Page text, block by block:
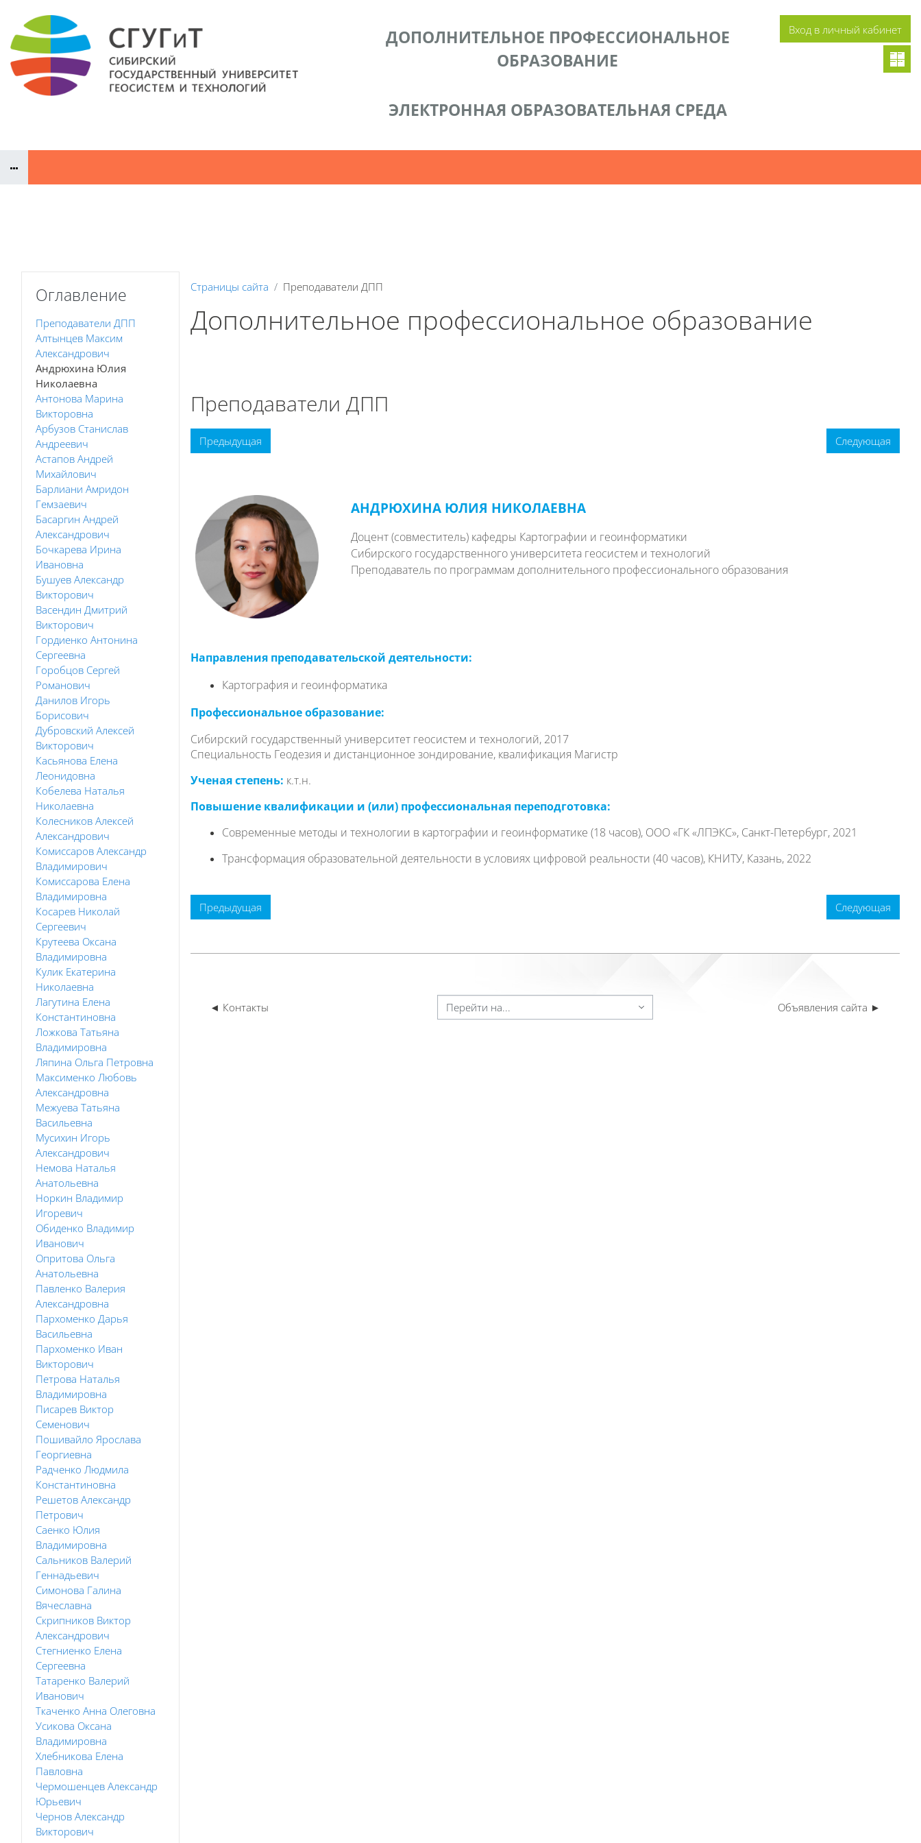
ДОПОЛНИТЕЛЬНОЕ ПРОФЕССИОНАЛЬНОЕ
ОБРАЗОВАНИЕ
ЭЛЕКТРОННАЯ ОБРАЗОВАТЕЛЬНАЯ СРЕДА
Вход в личный кабинет
Страницы сайта Преподаватели ДПП
Дополнительное профессиональное образование
Преподаватели ДПП
Предыдущая Следующая
АНДРЮХИНА ЮЛИЯ НИКОЛАЕВНА
Доцент (совместитель) кафедры Картографии и геоинформатики
Сибирского государственного университета геосистем и технологий
Преподаватель по программам дополнительного профессионального образования
Направления преподавательской деятельности:
Картография и геоинформатика
Профессиональное образование:
Сибирский государственный университет геосистем и технологий, 2017
Специальность Геодезия и дистанционное зондирование, квалификация Магистр
Ученая степень: к.т.н.
Повышение квалификации и (или) профессиональная переподготовка:
Современные методы и технологии в картографии и геоинформатике (18 часов), ООО «ГК «ЛПЭКС», Санкт-Петербург, 2021
Трансформация образовательной деятельности в условиях цифровой реальности (40 часов), КНИТУ, Казань, 2022
Предыдущая Следующая
◄ Контакты Перейти на... Объявления сайта ►
Оглавление
Преподаватели ДПП
Алтынцев Максим
Александрович
Андрюхина Юлия
Николаевна
Антонова Марина
Викторовна
Арбузов Станислав
Андреевич
Астапов Андрей
Михайлович
Барлиани Амридон
Гемзаевич
Басаргин Андрей
Александрович
Бочкарева Ирина
Ивановна
Бушуев Александр
Викторович
Васендин Дмитрий
Викторович
Гордиенко Антонина
Сергеевна
Горобцов Сергей
Романович
Данилов Игорь
Борисович
Дубровский Алексей
Викторович
Касьянова Елена
Леонидовна
Кобелева Наталья
Николаевна
Колесников Алексей
Александрович
Комиссаров Александр
Владимирович
Комиссарова Елена
Владимировна
Косарев Николай
Сергеевич
Крутеева Оксана
Владимировна
Кулик Екатерина
Николаевна
Лагутина Елена
Константиновна
Ложкова Татьяна
Владимировна
Ляпина Ольга Петровна
Максименко Любовь
Александровна
Межуева Татьяна
Васильевна
Мусихин Игорь
Александрович
Немова Наталья
Анатольевна
Норкин Владимир
Игоревич
Обиденко Владимир
Иванович
Опритова Ольга
Анатольевна
Павленко Валерия
Александровна
Пархоменко Дарья
Васильевна
Пархоменко Иван
Викторович
Петрова Наталья
Владимировна
Писарев Виктор
Семенович
Пошивайло Ярослава
Георгиевна
Радченко Людмила
Константиновна
Решетов Александр
Петрович
Саенко Юлия
Владимировна
Сальников Валерий
Геннадьевич
Симонова Галина
Вячеславна
Скрипников Виктор
Александрович
Стегниенко Елена
Сергеевна
Татаренко Валерий
Иванович
Ткаченко Анна Олеговна
Усикова Оксана
Владимировна
Хлебникова Елена
Павловна
Чермошенцев Александр
Юрьевич
Чернов Александр
Викторович